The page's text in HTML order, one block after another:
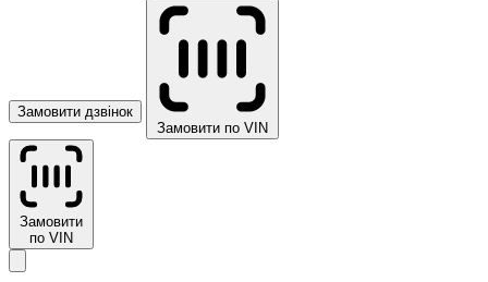
Замовити дзвінок
Замовити по VIN
Замовити
по VIN